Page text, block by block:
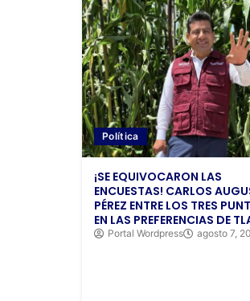
Política
¡SE EQUIVOCARON LAS
ENCUESTAS! CARLOS
PÉREZ ENTRE LOS TRES
EN LAS PREFERENCIAS DE
Portal Wordpress agosto 7,